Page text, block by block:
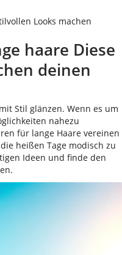
Looks machen
haare Diese
deinen
Stil glänzen. Wenn es um
nahezu
für lange Haare vereinen
heißen Tage modisch zu
Ideen und finde den